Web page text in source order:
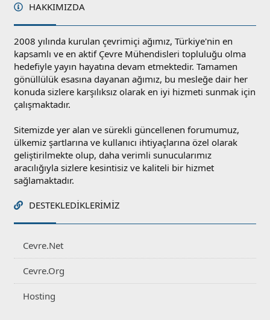
HAKKIMIZDA
2008 yılında kurulan çevrimiçi ağımız, Türkiye'nin en
kapsamlı ve en aktif Çevre Mühendisleri topluluğu olma
hedefiyle yayın hayatına devam etmektedir. Tamamen
gönüllülük esasına dayanan ağımız, bu mesleğe dair her
konuda sizlere karşılıksız olarak en iyi hizmeti sunmak için
çalışmaktadır.
Sitemizde yer alan ve sürekli güncellenen forumumuz,
ülkemiz şartlarına ve kullanıcı ihtiyaçlarına özel olarak
geliştirilmekte olup, daha verimli sunucularımız
aracılığıyla sizlere kesintisiz ve kaliteli bir hizmet
sağlamaktadır.
DESTEKLEDIKLERIMIZ
Cevre.Net
Cevre.Org
Hosting